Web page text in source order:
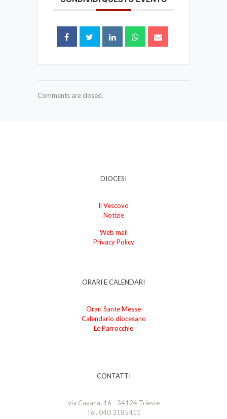
Comments are closed.
DIOCESI
Il Vescovo
Notizie
Web mail
Privacy Policy
ORARI E CALENDARI
Orari Sante Messe
Calendario diocesano
Le Parrocchie
CONTATTI
via Cavana, 16 - 34124 Trieste
Tel. 040 3185411